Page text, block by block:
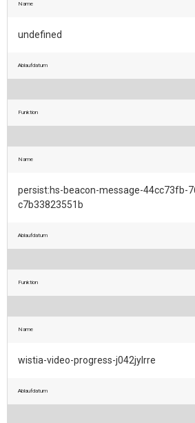
Name
undefined
Ablaufdatum
Funktion
Name
persist:hs-beacon-message-44cc73fb-
c7b33823551b
Ablaufdatum
Funktion
Name
wistia-video-progress-j042jylrre
Ablaufdatum